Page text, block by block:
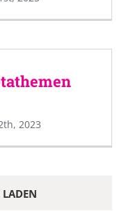
2023
LADEN